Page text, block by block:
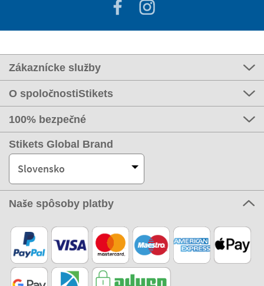
Zákaznícke služby
O spoločnostiStikets
100% bezpečné
Stikets Global Brand
Slovensko
Naše spôsoby platby